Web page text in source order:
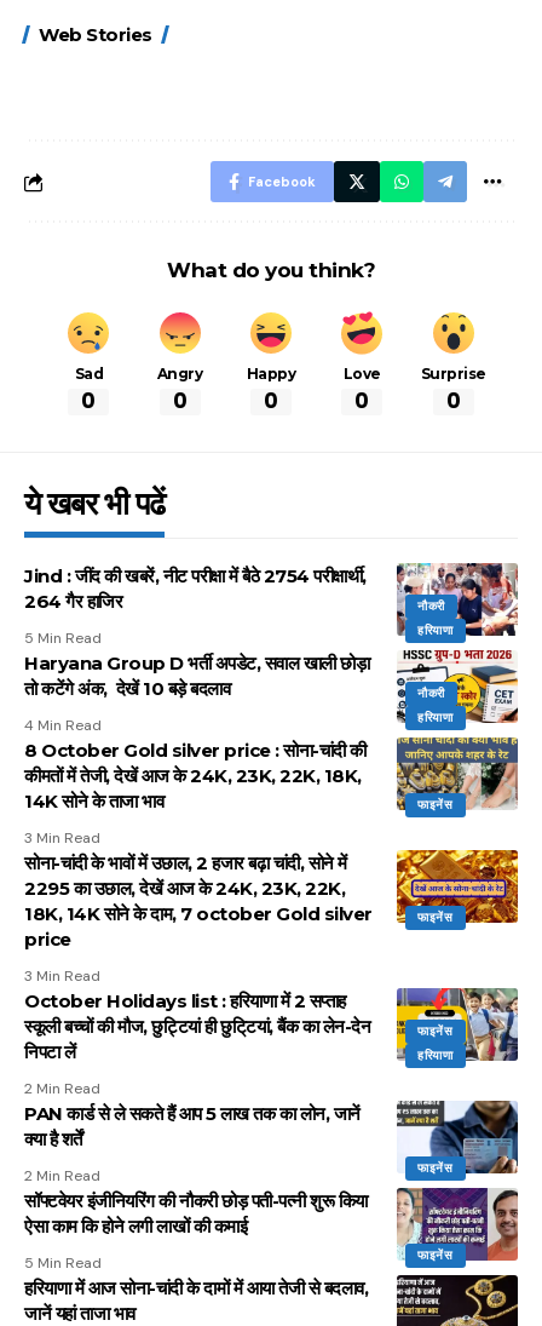
Web Stories
FASTag के ये नए
Facebook
What do you think?
Sad
0
Angry
0
Happy
0
Love
0
Surprise
0
ये खबर भी पढें
नौकरी
हरियाणा
Jind : जींद की खबरें, नीट परीक्षा में बैठे 2754 परीक्षार्थी,
264 गैर हाजिर
5 Min Read
नौकरी
हरियाणा
Haryana Group D भर्ती अपडेट, सवाल खाली छोड़ा
तो कटेंगे अंक, देखें 10 बड़े बदलाव
4 Min Read
फाइनेंस
8 October Gold silver price : सोना-चांदी की
कीमतों में तेजी, देखें आज के 24K, 23K, 22K, 18K,
14K सोने के ताजा भाव
3 Min Read
फाइनेंस
सोना-चांदी के भावों में उछाल, 2 हजार बढ़ा चांदी, सोने में
2295 का उछाल, देखें आज के 24K, 23K, 22K,
18K, 14K सोने के दाम, 7 october Gold silver
price
3 Min Read
फाइनेंस
हरियाणा
October Holidays list : हरियाणा में 2 सप्ताह
स्कूली बच्चों की मौज, छुट्टियां ही छुटि्टयां, बैंक का लेन-देन
निपटा लें
2 Min Read
फाइनेंस
PAN कार्ड से ले सकते हैं आप ₹5 लाख तक का लोन, जानें
क्या है शर्तें
2 Min Read
फाइनेंस
सॉफ्टवेयर इंजीनियरिंग की नौकरी छोड़ पती-पत्नी शुरू किया
ऐसा काम कि होने लगी लाखों की कमाई
5 Min Read
हरियाणा में आज सोना-चांदी के दामों में आया तेजी से बदलाव,
जानें यहां ताजा भाव